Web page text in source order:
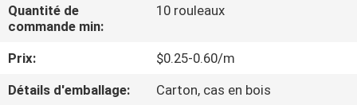
VISITE
L'USINE
Quantité de
commande min:
10 rouleaux
Prix:
$0.25-0.60/m
Détails d'emballage:
Carton, cas en bois